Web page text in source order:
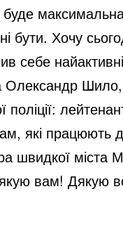
максимальна
бути. Хочу
себе
Олександр
які працюють
швидкої міста
вам! Дякую